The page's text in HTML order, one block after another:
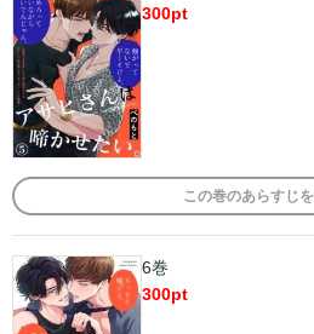
300pt
この巻のあらすじを
6巻
300pt